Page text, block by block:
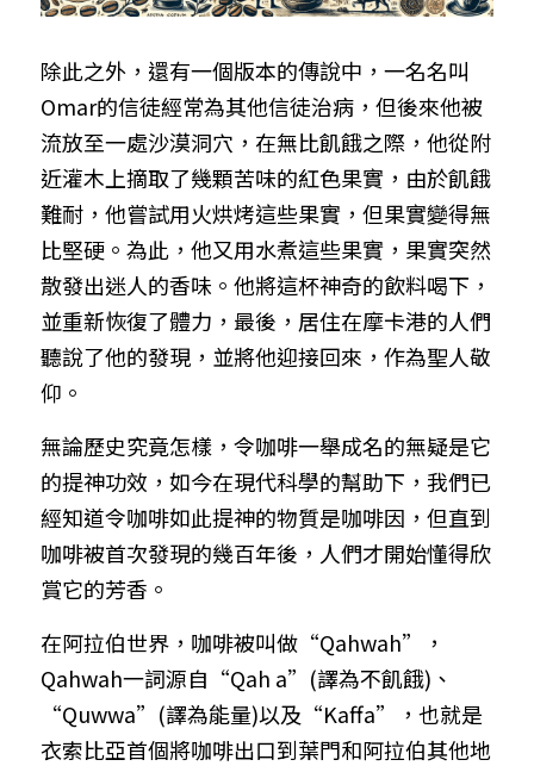
除此之外，還有一個版本的傳說中，一名名叫
Omar的信徒經常為其他信徒治病，但後來他被
流放至一處沙漠洞穴，在無比飢餓之際，他從附
近灌木上摘取了幾顆苦味的紅色果實，由於飢餓
難耐，他嘗試用火烘烤這些果實，但果實變得無
比堅硬。為此，他又用水煮這些果實，果實突然
散發出迷人的香味。他將這杯神奇的飲料喝下，
並重新恢復了體力，最後，居住在摩卡港的人們
聽說了他的發現，並將他迎接回來，作為聖人敬
仰。
無論歷史究竟怎樣，令咖啡一舉成名的無疑是它
的提神功效，如今在現代科學的幫助下，我們已
經知道令咖啡如此提神的物質是咖啡因，但直到
咖啡被首次發現的幾百年後，人們才開始懂得欣
賞它的芳香。
在阿拉伯世界，咖啡被叫做“Qahwah”，
Qahwah一詞源自“Qah a”(譯為不飢餓)、
“Quwwa”(譯為能量)以及“Kaffa”，也就是
衣索比亞首個將咖啡出口到葉門和阿拉伯其他地